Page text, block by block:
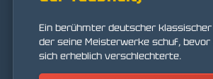
Ein berühmter deutscher
der seine Meisterwerke schuf, bevor
sich erheblich verschlechterte.